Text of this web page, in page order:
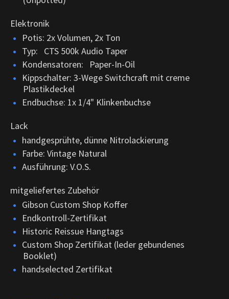
Elektronik
Potis: 2x Volumen, 2x Ton
Typ: CTS 500k Audio Taper
Kondensatoren: Paper-In-Oil
Kippschalter: 3-Wege Switchcraft mit creme
Plastikdeckel
Endbuchse: 1x 1/4" Klinkenbuchse
Lack
handgesprühte, dünne Nitrolackierung
Farbe: Vintage Natural
Ausführung: V.O.S.
mitgeliefertes Zubehör
Gibson Custom Shop Koffer
Endkontroll-Zertifikat
Historic Reissue Hangtags
Custom Shop Zertifikat (leder gebundenes
Booklet)
handselected Zertifikat